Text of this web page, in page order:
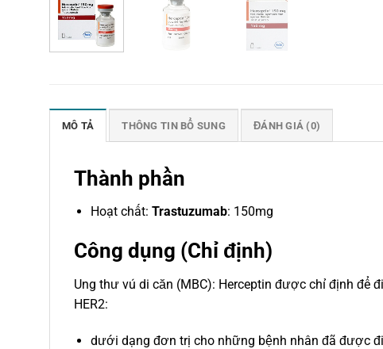
MÔ TẢ THÔNG TIN BỔ SUNG ĐÁNH GIÁ (0)
Thành phần
Hoạt chất: Trastuzumab: 150mg
Công dụng (Chỉ định)
Ung thư vú di căn (MBC): Herceptin được chỉ định để
HER2:
dưới dạng đơn trị cho những bệnh nhân đã được